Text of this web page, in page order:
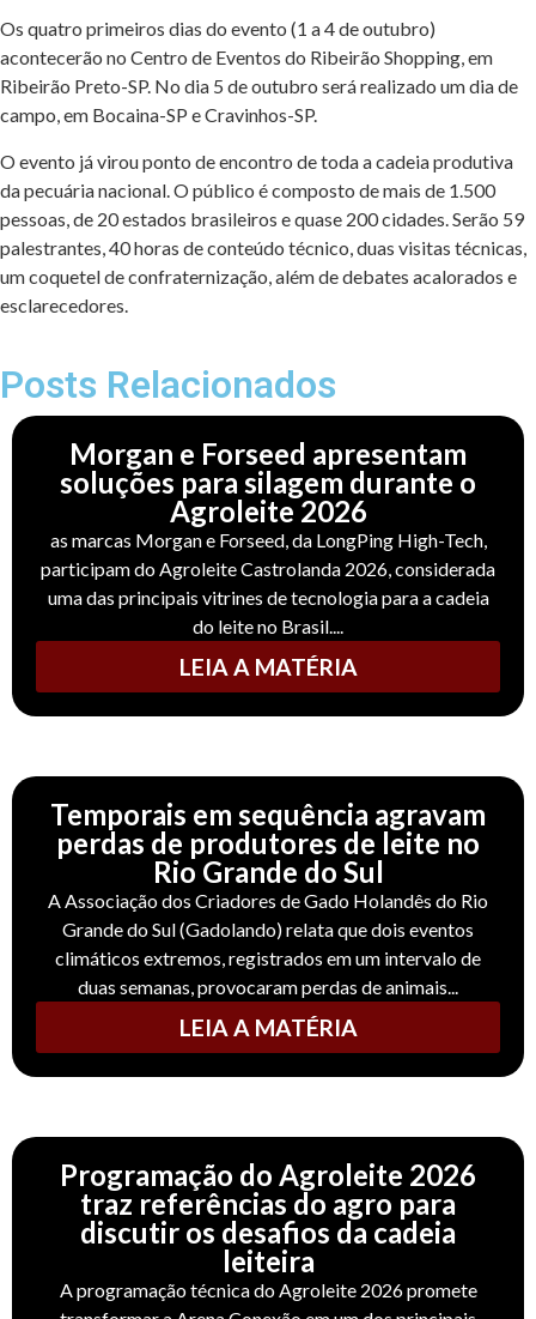
Os quatro primeiros dias do evento (1 a 4 de outubro)
acontecerão no Centro de Eventos do Ribeirão Shopping, em
Ribeirão Preto-SP. No dia 5 de outubro será realizado um dia de
campo, em Bocaina-SP e Cravinhos-SP.
O evento já virou ponto de encontro de toda a cadeia produtiva
da pecuária nacional. O público é composto de mais de 1.500
pessoas, de 20 estados brasileiros e quase 200 cidades. Serão 59
palestrantes, 40 horas de conteúdo técnico, duas visitas técnicas,
um coquetel de confraternização, além de debates acalorados e
esclarecedores.
Posts Relacionados
Morgan e Forseed apresentam
soluções para silagem durante o
Agroleite 2026
as marcas Morgan e Forseed, da LongPing High-Tech,
participam do Agroleite Castrolanda 2026, considerada
uma das principais vitrines de tecnologia para a cadeia
do leite no Brasil....
LEIA A MATÉRIA
Temporais em sequência agravam
perdas de produtores de leite no
Rio Grande do Sul
A Associação dos Criadores de Gado Holandês do Rio
Grande do Sul (Gadolando) relata que dois eventos
climáticos extremos, registrados em um intervalo de
duas semanas, provocaram perdas de animais...
LEIA A MATÉRIA
Programação do Agroleite 2026
traz referências do agro para
discutir os desafios da cadeia
leiteira
A programação técnica do Agroleite 2026 promete